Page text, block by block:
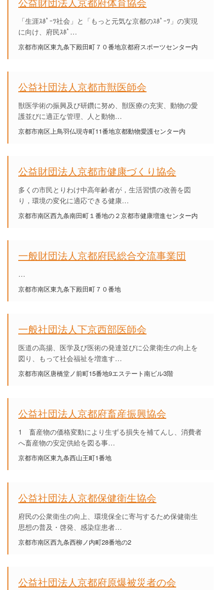
「生涯ｽﾎﾟｰﾂ社会」と「もっと元気な京都のｽﾎﾟｰﾂ」の実現
に向け、府民ｽﾎﾟ…
京都市南区東九条下殿田町７０番地京都府スポーツセンター内
公益社団法人京都市獣医師会
獣医学術の振興及び研鑽に努め、獣医療の充実、動物の愛
護並びに適正な管理、人と動物…
京都市南区上鳥羽仏現寺町11番地京都動物愛護センター内
公益財団法人京都市健康づくり協会
多くの市民とりわけ中高年齢者が，生活習慣の改善を図
り，環境の変化に適応できる健康…
京都市南区西九条南田町１番地の２京都市健康増進センター内
一般財団法人京都府民総合交流事業団
…
京都市南区東九条下殿田町７０番地
一般社団法人下京西部医師会
医道の高揚、医学及び医術の発達並びに公衆衛生の向上を
図り、もって社会福祉を増進す…
京都市南区唐橋堂ノ前町15番地9エステート南ビル3階
公益社団法人京都府畜産振興協会
1 畜産物の価格変動により生ずる損失を補てんし、消費者
へ畜産物の安定供給を図る事…
京都市南区東九条西山王町1番地
公益社団法人京都保健衛生協会
府民の公衆衛生の向上、環境保全に寄与するため保健衛生
思想の普及・啓発、感染症患者…
京都市南区西九条西柳ノ内町28番地の2
公益社団法人京都府原爆被災者の会